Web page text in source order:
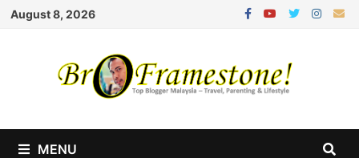
Skip
August 8, 2026
MENU